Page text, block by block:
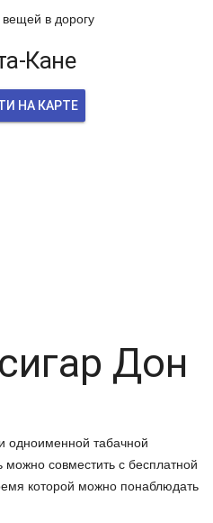
в дорогу
Кане
НА КАРТЕ
Дон
одноименной табачной
можно совместить с бесплатной
которой можно понаблюдать